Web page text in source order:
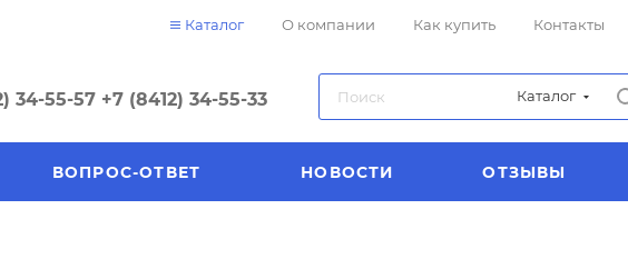
Каталог О компании Как купить Контакты
34-55-57 +7 (8412) 34-55-33 Каталог
ВОПРОС-ОТВЕТ НОВОСТИ ОТЗЫВЫ